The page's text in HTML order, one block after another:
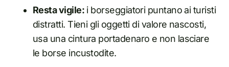
Resta vigile:i borseggiatori puntano ai turisti
distratti. Tieni gli oggetti di valore nascosti,
usa una cintura portadenaro e non lasciare
le borse incustodite.